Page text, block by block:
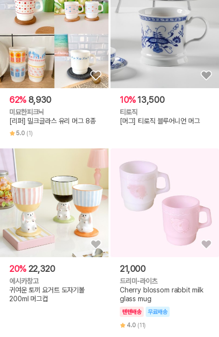
62% 8,930
미묘한피크닉
[리퍼] 밀크글라스 유리 머그 8종
5.0 (1)
10%13,500
티로직
[머그] 티로직 블루어니언 머그
20% 22,320
에시카창고
귀여운 토끼 요거트 도자기볼
200ml 머그컵
21,000
드리미-라이츠
Cherry blossom rabbit milk
glass mug
텐텐배송
무료배송
4.0 (11)